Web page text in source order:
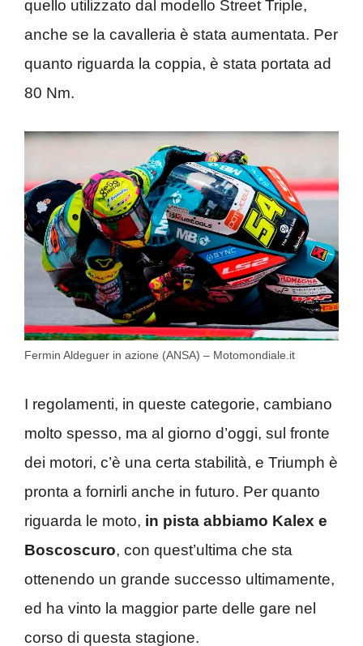
quello utilizzato dal modello Street Triple,
anche se la cavalleria è stata aumentata. Per
quanto riguarda la coppia, è stata portata ad
80 Nm.
Fermin Aldeguer in azione (ANSA) – Motomondiale.it
I regolamenti, in queste categorie, cambiano
molto spesso, ma al giorno d’oggi, sul fronte
dei motori, c’è una certa stabilità, e Triumph è
pronta a fornirli anche in futuro. Per quanto
riguarda le moto, in pista abbiamo Kalex e
Boscoscuro, con quest’ultima che sta
ottenendo un grande successo ultimamente,
ed ha vinto la maggior parte delle gare nel
corso di questa stagione.